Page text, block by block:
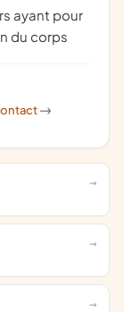
du corps
->